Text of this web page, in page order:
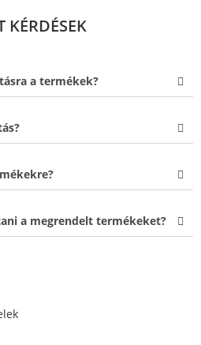
KÉRDÉSEK
a termékek?
a megrendelt termékeket?